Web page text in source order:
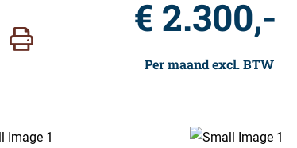
€ 2.300,-
Per maand excl. BTW